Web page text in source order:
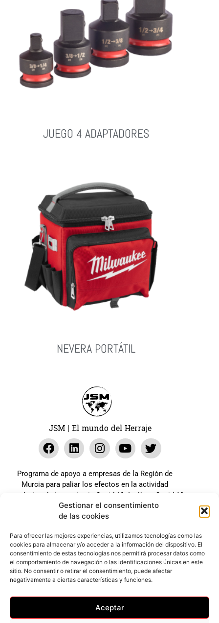
Gestionar el consentimiento
de las cookies
Para ofrecer las mejores experiencias, utilizamos tecnologías como las
cookies para almacenar y/o acceder a la información del dispositivo. El
consentimiento de estas tecnologías nos permitirá procesar datos como
el comportamiento de navegación o las identificaciones únicas en este
sitio. No consentir o retirar el consentimiento, puede afectar
negativamente a ciertas características y funciones.
Aceptar
JUEGO 4 ADAPTADORES
NEVERA PORTÁTIL
JSM | El mundo del Herraje
Programa de apoyo a empresas de la Región de
Murcia para paliar los efectos en la actividad
económica de la pandemia Covid-19. La línea Covid-19
coste cero cofinanciada por la unión europea.
Expediente: 2020.07.COSI.0483
Web desarrollada gracias al Programa Kit Digital
Cofinanciado por los Fondos Next Generation (EU) del